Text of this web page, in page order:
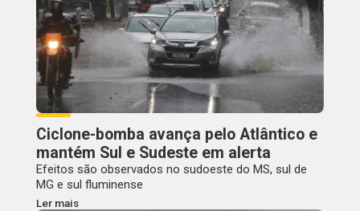
Ciclone-bomba avança pelo Atlântico e
mantém Sul e Sudeste em alerta
Efeitos são observados no sudoeste do MS, sul de
MG e sul fluminense
Ler mais